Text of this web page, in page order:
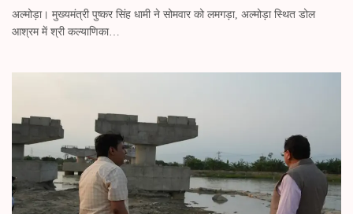
अल्मोड़ा। मुख्यमंत्री पुष्कर सिंह धामी ने सोमवार को लमगड़ा, अल्मोड़ा स्थित डोल
आश्रम में श्री कल्याणिका…